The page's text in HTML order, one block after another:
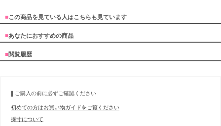
■この商品を見ている人はこちらも見ています
■あなたにおすすめの商品
■閲覧履歴
ご購入の前に必ずご確認ください
初めての方はお買い物ガイドをご覧ください
採寸について